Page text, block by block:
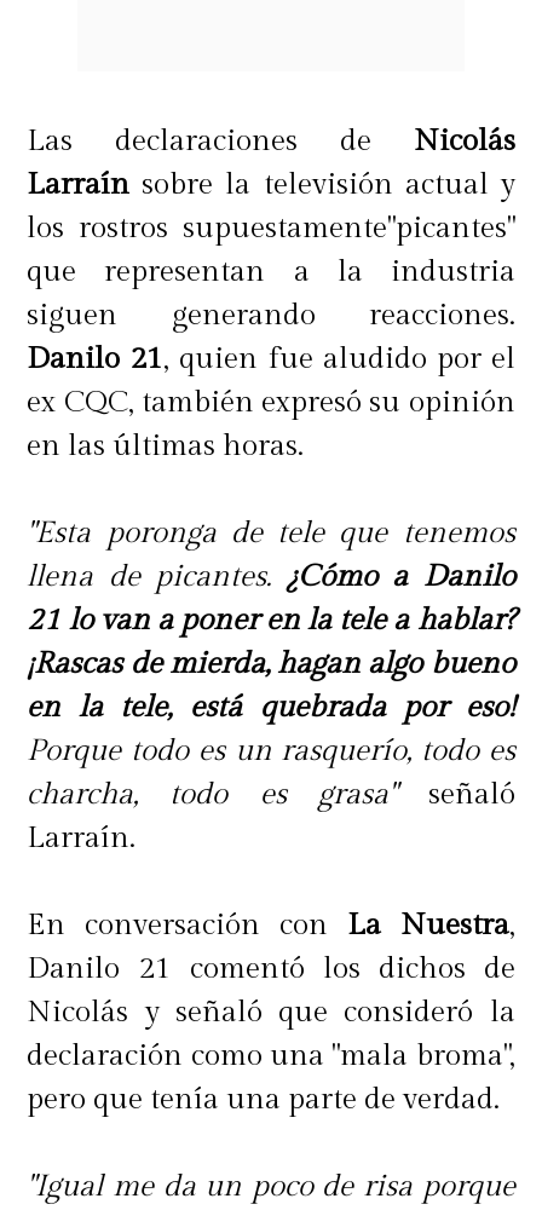
quienes opinan sin conocer el
contexto completo de una situación.
"La gente ama juzgar sin conocer la
historia completa. Ven un capítulo y
creen que ya leyeron el libro enter.
(...) Aprendí que la opinión de los
demás pesa menos que la paz que
mejor que puedo con lo que tengo",
decía parte del video.
Las declaraciones de Nicolás
Larraín sobre la televisión actual y
los rostros supuestamente"picantes"
que representan a la industria
siguen generando reacciones.
Danilo 21, quien fue aludido por el
ex CQC, también expresó su opinión
en las últimas horas.
"Esta poronga de tele que tenemos
llena de picantes. ¿Cómo a Danilo
21 lo van a poner en la tele a hablar?
¡Rascas de mierda, hagan algo bueno
en la tele, está quebrada por eso!
Porque todo es un rasquerío, todo es
charcha, todo es grasa"señaló
Larraín.
En conversación con La Nuestra,
Danilo 21 comentó los dichos de
Nicolás y señaló que consideró la
declaración como una "mala broma",
pero que tenía una parte de verdad.
"Igual me da un poco de risa porque